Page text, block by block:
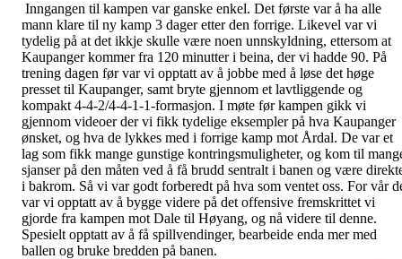
Inngangen til kampen var ganske enkel. Det første var å ha alle
mann klare til ny kamp 3 dager etter den forrige. Likevel var vi
tydelig på at det ikkje skulle være noen unnskyldning, ettersom at
Kaupanger kommer fra 120 minutter i beina, der vi hadde 90. På
trening dagen før var vi opptatt av å jobbe med å løse det høge
presset til Kaupanger, samt bryte gjennom et lavtliggende og
kompakt 4-4-2/4-4-1-1-formasjon. I møte før kampen gikk vi
gjennom videoer der vi fikk tydelige eksempler på hva Kaupanger
ønsket, og hva de lykkes med i forrige kamp mot Årdal. De var et
lag som fikk mange gunstige kontringsmuligheter, og kom til
sjanser på den måten ved å få brudd sentralt i banen og være
i bakrom. Så vi var godt forberedt på hva som ventet oss. For vår
var vi opptatt av å bygge videre på det offensive fremskrittet vi
gjorde fra kampen mot Dale til Høyang, og nå videre til denne.
Spesielt opptatt av å få spillvendinger, bearbeide enda mer med
ballen og bruke bredden på banen.